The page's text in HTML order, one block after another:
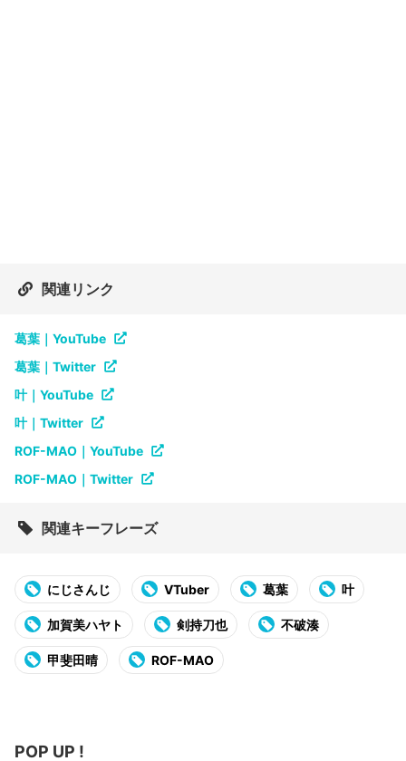
関連リンク
葛葉｜YouTube
葛葉｜Twitter
叶｜YouTube
叶｜Twitter
ROF-MAO｜YouTube
ROF-MAO｜Twitter
関連キーフレーズ
にじさんじ VTuber 葛葉 叶
加賀美ハヤト 剣持刀也 不破湊
甲斐田晴 ROF-MAO
POP UP !